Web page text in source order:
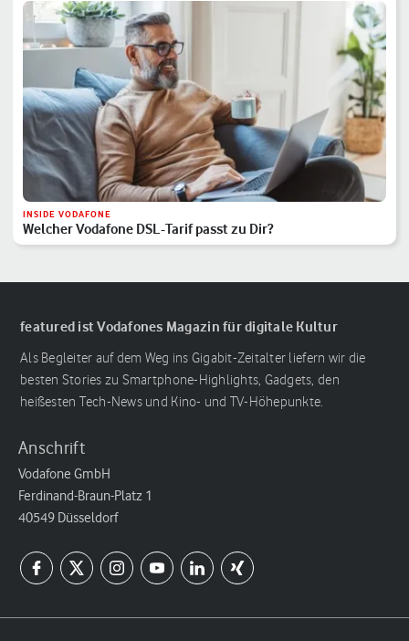
INSIDE VODAFONE
Welcher Vodafone DSL-Tarif passt zu Dir?
featured ist Vodafones Magazin für digitale Kultur
Als Begleiter auf dem Weg ins Gigabit-Zeitalter liefern wir die
besten Stories zu Smartphone-Highlights, Gadgets, den
heißesten Tech-News und Kino- und TV-Höhepunkte.
Anschrift
Vodafone GmbH
Ferdinand-Braun-Platz 1
40549 Düsseldorf